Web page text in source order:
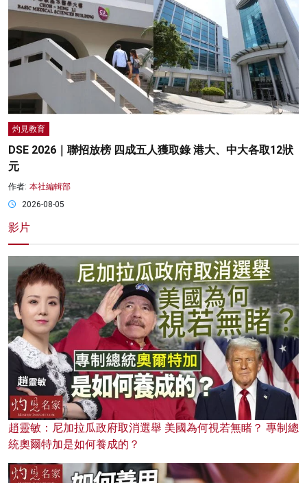
灼見教育
DSE 2026｜聯招放榜 四成五人獲取錄 港大、中大各取12狀
元
作者: 本社編輯部
2026-08-05
影片
趙靈敏：尼加拉瓜政府取消選舉 美國為何視若無睹？ 專制總
統奧爾特加是如何養成的？